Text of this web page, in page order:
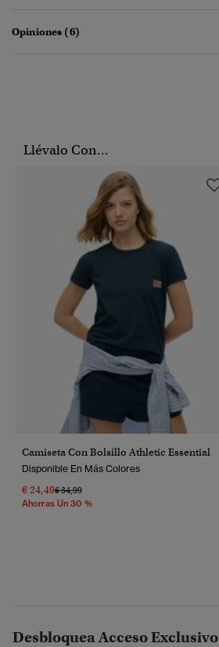
Opiniones (6)
Llévalo Con...
Camiseta Con Bolsillo Athletic Essential
Disponible En Más Colores
€ 24,49Precio Rebajado De
€ 34,99A
Ahorras Un 30 %
Desbloquea Acceso Exclusivo